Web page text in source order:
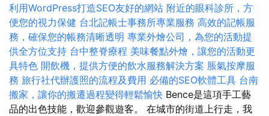
利用WordPress打造SEO友好的網站 附近的眼科診所，方
便您的視力保健 台北記帳士事務所專業服務 高效的記帳服
務，確保您的帳務清晰透明 專業外燴公司，為您的活動提
供全方位支持 台中整脊療程 美味餐點外燴，讓您的活動更
具特色 開飲機，提供方便的飲水服務解決方案 脹氣按摩服
務 旅行社代辦護照的流程及費用 必備的SEO軟體工具 台南
搬家，讓你的搬遷過程變得輕鬆愉快 Bence是這項手工藝
品的出色技能，歡迎參觀遊客。 在城市的街道上行走，我